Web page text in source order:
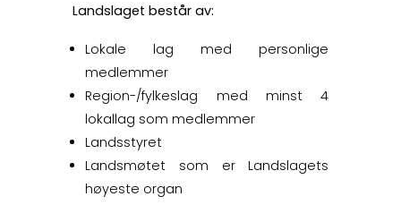
Landslaget består av:
Lokale lag med personlige
medlemmer
Region-/fylkeslag med minst 4
lokallag som medlemmer
Landsstyret
Landsmøtet som er Landslagets
høyeste organ